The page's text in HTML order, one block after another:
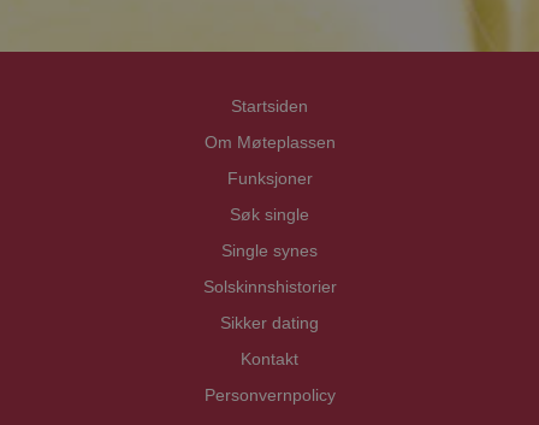
Startsiden
Om Møteplassen
Funksjoner
Søk single
Single synes
Solskinnshistorier
Sikker dating
Kontakt
Personvernpolicy